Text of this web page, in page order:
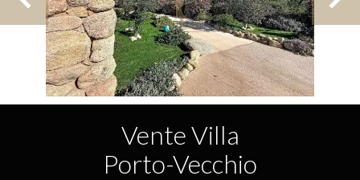
Vente Villa
Porto-Vecchio